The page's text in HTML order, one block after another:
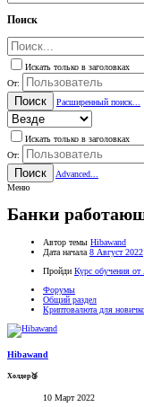
Поиск
Искать только в заголовках
От:
Поиск Расширенный поиск...
Искать только в заголовках
От:
Поиск
Advanced...
Меню
Банки
Автор темы Hibawand
Дата начала 8 Август 2022
Пройди Курс обучения
Форумы
Общий раздел
Криптовалюта для
Hibawand
Холдер🥉
10 Март 2022